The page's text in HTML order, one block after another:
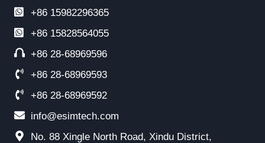
+86 15982296365
+86 15828564055
+86 28-68969596
+86 28-68969593
+86 28-68969592
info@esimtech.com
No. 88 Xingle North Road, Xindu District,